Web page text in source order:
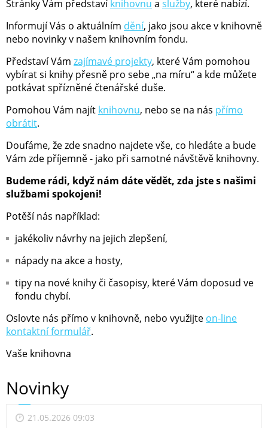
Stránky Vám představíknihovnu a služby, které nabízí.
Informují Vás o aktuálním dění, jako jsou akce v knihovně
nebo novinky v našem knihovním fondu.
Představí Vám zajímavé projekty, které Vám pomohou
vybírat si knihy přesně pro sebe „na míru“ a kde můžete
potkávat spřízněné čtenářské duše.
Pomohou Vám najít knihovnu, nebo se na nás přímo
obrátit.
Doufáme, že zde snadno najdete vše, co hledáte a bude
Vám zde příjemně - jako při samotné návštěvě knihovny.
Budeme rádi, když nám dáte vědět, zda jste s našimi
službami spokojeni!
Potěší nás například:
jakékoliv návrhy na jejich zlepšení,
nápady na akce a hosty,
tipy na nové knihy či časopisy, které Vám doposud ve
fondu chybí.
Oslovte nás přímo v knihovně, nebo využijte on-line
kontaktní formulář.
Vaše knihovna
Novinky
21.05.2026 09:03